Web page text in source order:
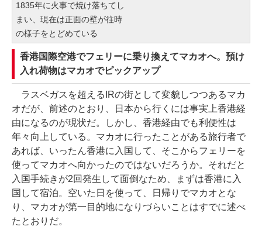
1835年に火事で焼け落ちてし
まい、現在は正面の壁が往時
の様子をとどめている
香港国際空港でフェリーに乗り換えてマカオへ。預け
入れ荷物はマカオでピックアップ
ラスベガスを超えるIRの街として変貌しつつあるマカ
オだが、前述のとおり、日本から行くには事実上香港経
由になるのが現状だ。しかし、香港経由でも利便性は
年々向上している。マカオに行ったことがある旅行者で
あれば、いったん香港に入国して、そこからフェリーを
使ってマカオへ向かったのではないだろうか。それだと
入国手続きが2回発生して面倒なため、まずは香港に入
国して宿泊。空いた日を使って、日帰りでマカオとな
り、マカオが第一目的地になりづらいことはすでに述べ
たとおりだ。